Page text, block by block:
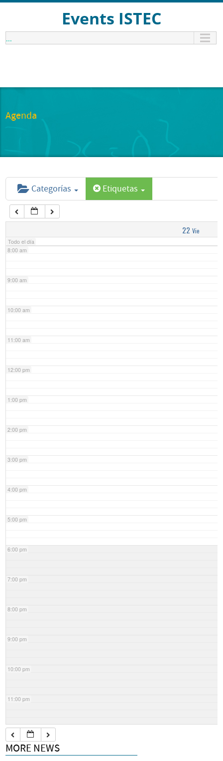
Events ISTEC
...
Agenda
Categorías Etiquetas
22 Vie
Todo el día
1:00 am
6:00 am
7:00 am
8:00 am
9:00 am
10:00 am
11:00 am
12:00 pm
1:00 pm
2:00 pm
3:00 pm
4:00 pm
5:00 pm
6:00 pm
7:00 pm
8:00 pm
9:00 pm
10:00 pm
11:00 pm
MORE NEWS